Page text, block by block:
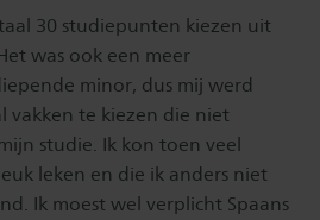
30 studiepunten kiezen uit
was ook een meer
minor, dus mij werd
vakken te kiezen die niet
studie. Ik kon toen veel
leken en die ik anders niet
Ik moest wel verplicht Spaans